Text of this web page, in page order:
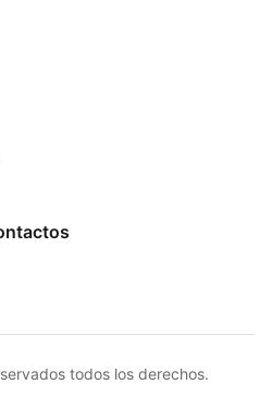
todos los derechos.